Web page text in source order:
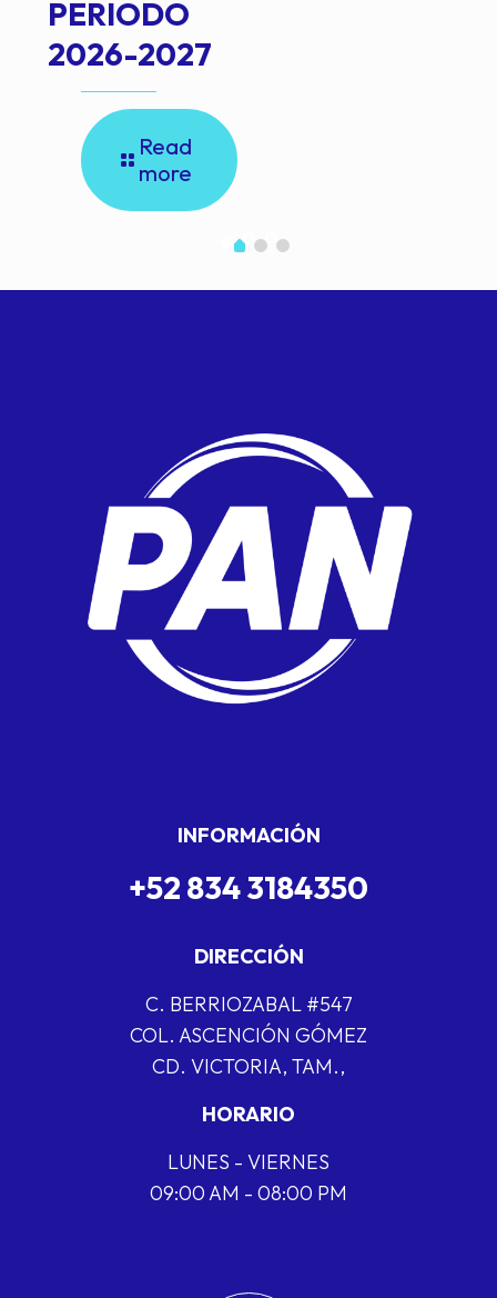
PERIODO
2026-2027
Read
more
INFORMACIÓN
+52 834 3184350
DIRECCIÓN
C. BERRIOZABAL #547
COL. ASCENCIÓN GÓMEZ
CD. VICTORIA, TAM.,
HORARIO
LUNES - VIERNES
09:00 AM - 08:00 PM